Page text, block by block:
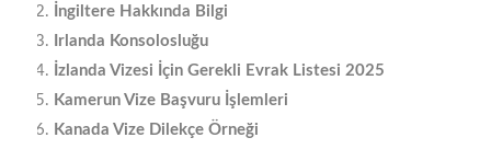
İngiltere Hakkında Bilgi
Irlanda Konsolosluğu
İzlanda Vizesi İçin Gerekli Evrak Listesi 2025
Kamerun Vize Başvuru İşlemleri
Kanada Vize Dilekçe Örneği